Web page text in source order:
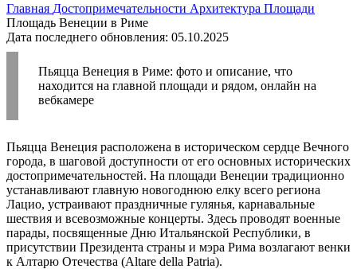
Главная Достопримечательности Архитектура Площади
Площадь Венеции в Риме
Дата последнего обновления: 05.10.2025
Пьяцца Венеция в Риме: фото и описание, что
находится на главной площади и рядом, онлайн на
вебкамере
Пьяцца Венеция расположена в историческом сердце Вечного
города, в шаговой доступности от его основных исторических
достопримечательностей. На площади Венеции традиционно
устанавливают главную новогоднюю елку всего региона
Лацио, устраивают праздничные гулянья, карнавальные
шествия и всевозможные концерты. Здесь проводят военные
парады, посвященные Дню Итальянской Республики, в
присутствии Президента страны и мэра Рима возлагают венки
к Алтарю Отечества (Altare della Patria).